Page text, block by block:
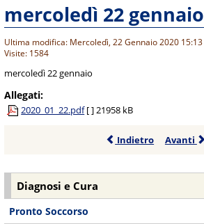
mercoledì 22 gennaio
Ultima modifica: Mercoledì, 22 Gennaio 2020 15:13
Visite: 1584
mercoledì 22 gennaio
Allegati:
2020_01_22.pdf [ ] 21958 kB
Indietro Avanti
Diagnosi e Cura
Pronto Soccorso